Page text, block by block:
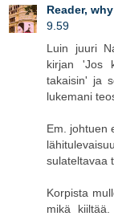
Reader,
9.59
Luin juuri
kirjan 'Jos
takaisin' ja
lukemani
Em. johtuen
sulateltavaa
Korpista
mikä